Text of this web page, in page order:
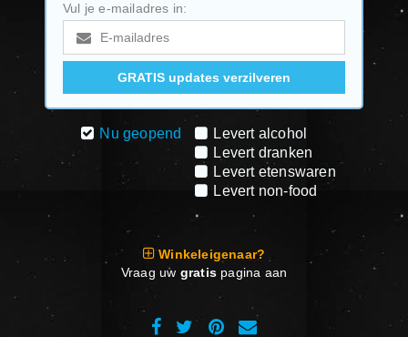
Vul je e-mailadres in:
Nu geopend
Levert alcohol
Levert dranken
Levert etenswaren
Levert non-food
Winkeleigenaar?
Vraag uw gratispagina aan